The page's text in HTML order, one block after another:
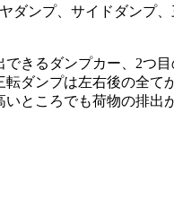
ダンプ、サイドダンプ
きるダンプカー、2つ
ダンプは左右後の全て
ところでも荷物の排出